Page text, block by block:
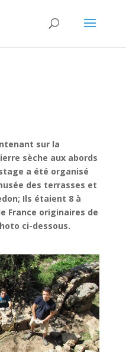
sur la
sèche aux abords
a été organisé
des terrasses et
Ils étaient 8 à
France originaires de
ci-dessous.